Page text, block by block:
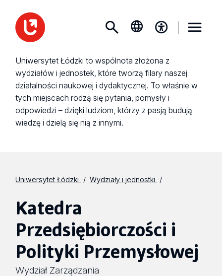
Uniwersytet Łódzki to wspólnota złożona z
wydziałów i jednostek, które tworzą filary naszej
działalności naukowej i dydaktycznej. To właśnie w
tych miejscach rodzą się pytania, pomysły i
odpowiedzi – dzięki ludziom, którzy z pasją budują
wiedzę i dzielą się nią z innymi.
Uniwersytet Łódzki Wydziały i jednostki
Katedra
Przedsiębiorczości i
Polityki Przemysłowej
Wydział Zarządzania